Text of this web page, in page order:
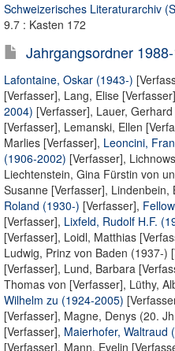
Schweizerisches Literaturarchiv
9.7 : Kasten 172
Jahrgangsordner
Lafontaine, Oskar (1943-)
[Verfasser], Lang, Elise [Verfasser]
2004) [Verfasser], Lauer,
[Verfasser], Lemanski, Ellen
Marlies [Verfasser], Leoncini,
(1906-2002) [Verfasser],
Liechtenstein, Gina Fürstin von
Susanne [Verfasser], Lindenbein,
Roland (1930-) [Verfasser],
[Verfasser], Lixfeld, Rudolf H.F.
[Verfasser], Loidl, Matthias
Ludwig, Prinz von Baden (1937-)
[Verfasser], Lund, Barbara
Thomas von [Verfasser], Lüthy,
Wilhelm zu (1924-2005)
[Verfasser], Magne, Denys (20.
[Verfasser], Maierhofer, Waltraud
[Verfasser], Mann, Evelin